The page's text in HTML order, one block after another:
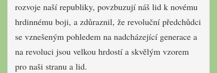
rozvoje naší republiky, povzbuzují náš lid k novému
hrdinnému boji, a zdůraznil, že revoluční předchůdci
se vznešeným pohledem na nadcházející generace a
na revoluci jsou velkou hrdostí a skvělým vzorem
pro naši stranu a lid.